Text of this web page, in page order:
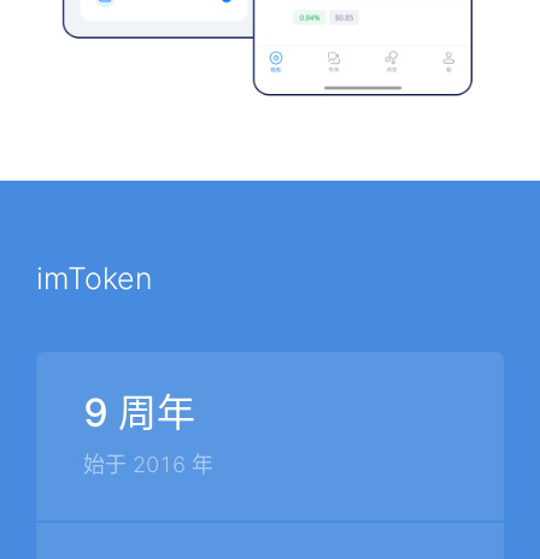
imToken
9 周年
始于 2016 年